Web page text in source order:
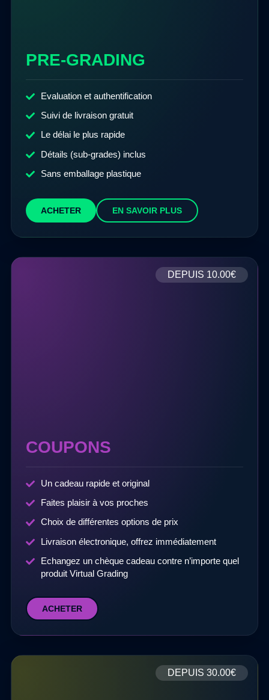
PRE-GRADING
Evaluation et authentification
Suivi de livraison gratuit
Le délai le plus rapide
Détails (sub-grades) inclus
Sans emballage plastique
ACHETER EN SAVOIR PLUS
COUPONS
DEPUIS 10.00€
Un cadeau rapide et original
Faites plaisir à vos proches
Choix de différentes options de prix
Livraison électronique, offrez immédiatement
Echangez un chèque cadeau contre n’importe quel
produit Virtual Grading
ACHETER
DEPUIS 30.00€